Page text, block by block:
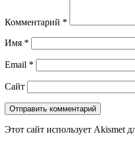
Комментарий *
Имя *
Email *
Сайт
Этот сайт использует Akismet